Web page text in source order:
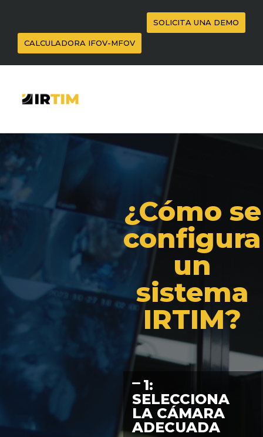
SOLICITA UNA DEMO
CALCULADORA IFOV-MFOV
¿Cómo se
configura
un
sistema
IRTIM?
1:
SELECCIONA
LA CÁMARA
ADECUADA